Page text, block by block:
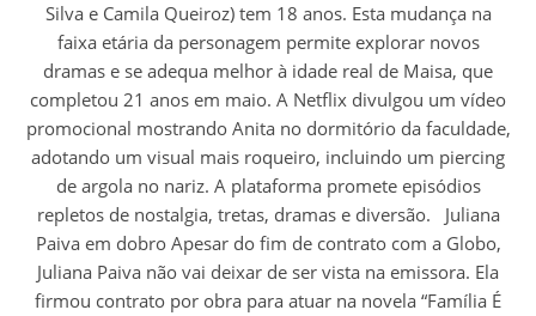
Silva e Camila Queiroz) tem 18 anos. Esta mudança na
faixa etária da personagem permite explorar novos
dramas e se adequa melhor à idade real de Maisa, que
completou 21 anos em maio. A Netflix divulgou um vídeo
promocional mostrando Anita no dormitório da faculdade,
adotando um visual mais roqueiro, incluindo um piercing
de argola no nariz. A plataforma promete episódios
repletos de nostalgia, tretas, dramas e diversão. Juliana
Paiva em dobro Apesar do fim de contrato com a Globo,
Juliana Paiva não vai deixar de ser vista na emissora. Ela
firmou contrato por obra para atuar na novela “Família É